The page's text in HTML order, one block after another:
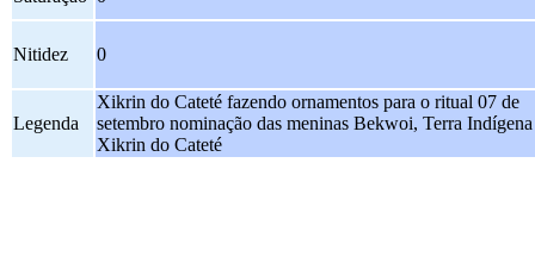
Nitidez 0
Legenda
Xikrin do Cateté fazendo ornamentos para o ritual 07 de
setembro nominação das meninas Bekwoi, Terra Indígena
Xikrin do Cateté